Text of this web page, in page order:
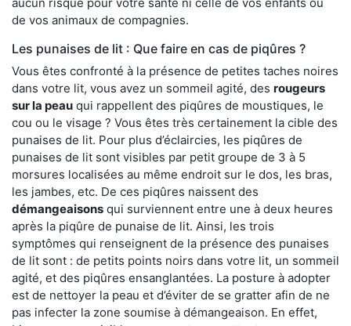
de vos animaux de compagnies.
Les punaises de lit : Que faire en cas de piqûres ?
Vous êtes confronté à la présence de petites taches noires
dans votre lit, vous avez un sommeil agité, des rougeurs
sur la peau qui rappellent des piqûres de moustiques, le
cou ou le visage ? Vous êtes très certainement la cible des
punaises de lit. Pour plus d’éclaircies, les piqûres de
punaises de lit sont visibles par petit groupe de 3 à 5
morsures localisées au même endroit sur le dos, les bras,
les jambes, etc. De ces piqûres naissent des
démangeaisons qui surviennent entre une à deux heures
après la piqûre de punaise de lit. Ainsi, les trois
symptômes qui renseignent de la présence des punaises
de lit sont : de petits points noirs dans votre lit, un sommeil
agité, et des piqûres ensanglantées. La posture à adopter
est de nettoyer la peau et d’éviter de se gratter afin de ne
pas infecter la zone soumise à démangeaison. En effet,